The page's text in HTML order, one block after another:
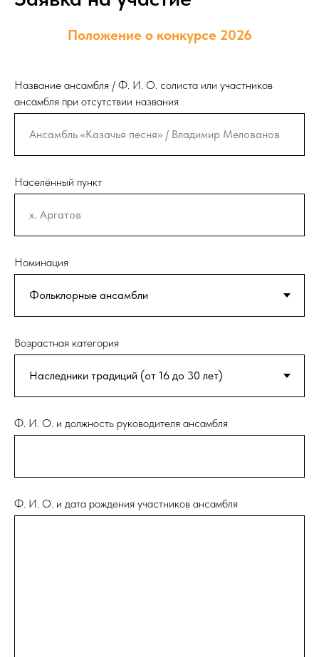
Положение о конкурсе 2026
Название ансамбля / Ф. И. О. солиста или участников
ансамбля при отсутствии названия
Населённый пункт
Номинация
Возрастная категория
Ф. И. О. и должность руководителя ансамбля
Ф. И. О. и дата рождения участников ансамбля